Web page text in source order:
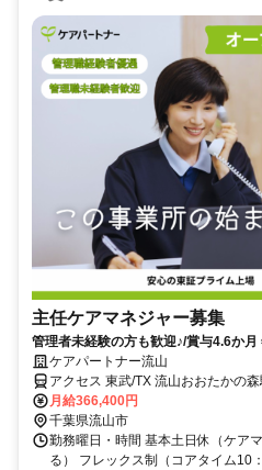
主任ケアマネジャー募集
管理者未経験の方も歓迎♪/賞与4.6か
イカー通勤可
ケアパートナー流山
アクセス 東武/TX 流山おおたかの
月給366,400円
千葉県流山市
勤務曜日・時間 基本土日休（ケア
る） フレックス制（コアタイム10